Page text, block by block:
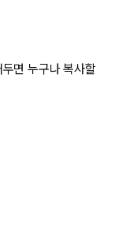
면 누구나 복사할